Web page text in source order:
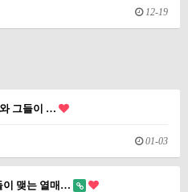
12-19
그들이 …
01-03
이 맺는 열매…